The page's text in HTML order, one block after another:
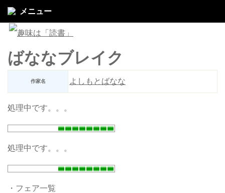
メニュー
ばななブレイク
作家名 よしもとばなな
処理中です。。。
処理中です。。。
・フェア一覧